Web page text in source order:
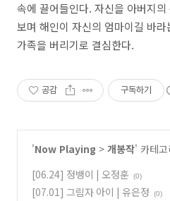
속에 끌어들인다. 자신을 아버지
보며 해인이 자신의 엄마이길 바
가족을 버리기로 결심한다.
공감 구독하기
'Now Playing > 개봉작' 카테
[06.24] 정뱅이 | 오정훈
(0)
[07.01] 그림자 아이 | 유은정 (0)